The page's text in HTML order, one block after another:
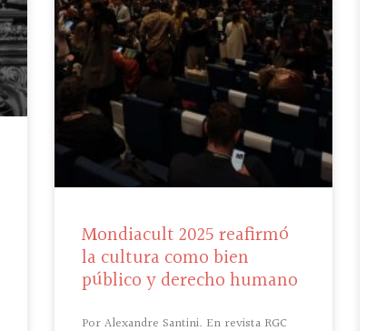
Mondiacult 2025 reafirmó
la cultura como bien
público y derecho humano
Por Alexandre Santini. En revista RGC